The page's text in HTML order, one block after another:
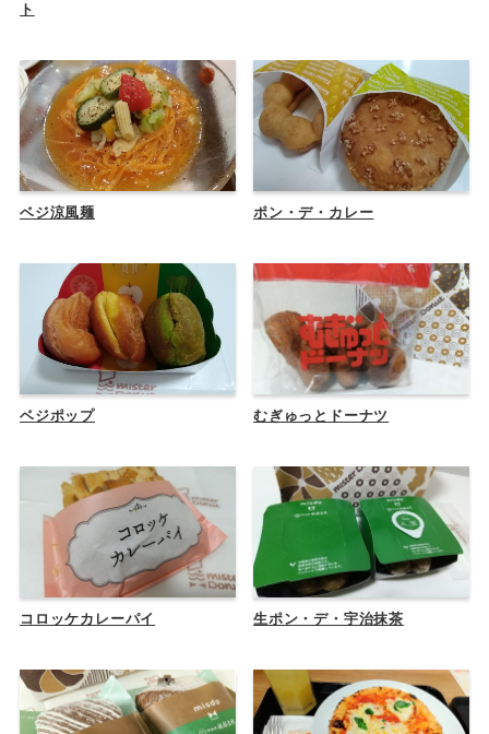
ト
ベジ涼風麺 ポン・デ・カレー
ベジポップ むぎゅっとドーナツ
コロッケカレーパイ 生ポン・デ・宇治抹茶